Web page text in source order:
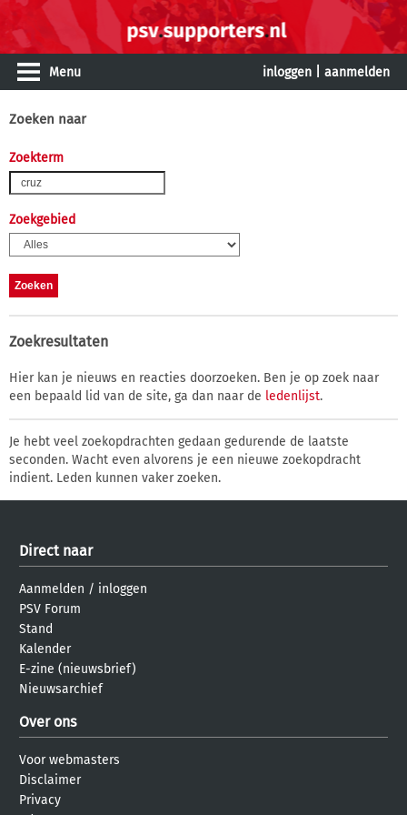
Menu inloggen aanmelden
Zoeken naar
Zoekterm
Zoekgebied
Zoekresultaten
Hier kan je nieuws en reacties doorzoeken. Ben je op zoek naar
een bepaald lid van de site, ga dan naar de ledenlijst.
Je hebt veel zoekopdrachten gedaan gedurende de laatste
seconden. Wacht even alvorens je een nieuwe zoekopdracht
indient. Leden kunnen vaker zoeken.
Direct naar
Aanmelden / inloggen
PSV Forum
Stand
Kalender
E-zine (nieuwsbrief)
Nieuwsarchief
Over ons
Voor webmasters
Disclaimer
Privacy